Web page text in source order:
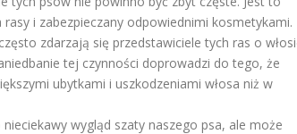
i zabezpieczany odpowiednimi kosmetykami.
zdarzają się przedstawiciele tych ras o
tej czynności doprowadzi do tego, że
ubytkami i uszkodzeniami włosa niż w
wygląd szaty naszego psa, ale może